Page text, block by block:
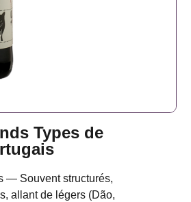
Types de
— Souvent structurés,
allant de légers (Dão,